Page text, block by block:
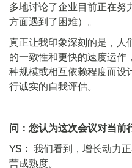
多地讨论了企业目前正在努
方面遇到了困难）。
真正让我印象深刻的是，人
的一致性和更快的速度运作
种规模或相互依赖程度而设
行诚实的自我评估。
问：您认为这次会议对当前
YS： 我们看到，增长动力
营成熟度。